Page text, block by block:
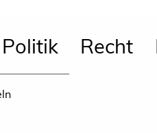
Politik Recht